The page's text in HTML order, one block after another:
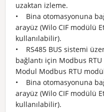
uzaktan izleme.
• Bina otomasyonuna
arayüz (Wilo CIF modülü
kullanılabilir).
• RS485 BUS sistemi
bağlantı için Modbus
Modul Modbus RTU
• Bina otomasyonuna
arayüz (Wilo CIF modülü
kullanılabilir).